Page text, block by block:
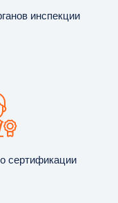
инспекции
сертификации